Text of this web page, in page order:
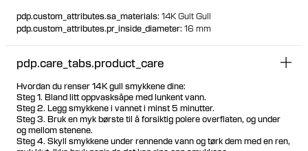
pdp.custom_attributes.sa_materials: 14K Gult Gull
pdp.custom_attributes.pr_inside_diameter: 16 mm
pdp.care_tabs.product_care
Hvordan du renser 14K gull smykkene dine:
Steg 1. Bland litt oppvasksåpe med lunkent vann.
Steg 2. Legg smykkene i vannet i minst 5 minutter.
Steg 3. Bruk en myk børste til å forsiktig polere overflaten, og under
og mellom stenene.
Steg 4. Skyll smykkene under rennende vann og tørk dem med en ren,